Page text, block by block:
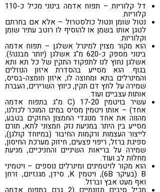
דל קלוריות – תפוח אדמה בינוני מכיל כ-110
קלוריות.
נטול שומן ונטול כולסטרול – אלא אם בחרתם
לטגן אותו בשמן או להוסיף לו רוטב עתיר שומן
וקלוריות.
הוא מקור מצוין למינרל אשלגן – תפוח אדמה
בינוני מספק כ-620 מ"ג אשלגן (יותר מבננה!).
אשלגן נחוץ לנו לתפקוד התקין של כל תא ותא
בגוף. הוא מסייע בהסדרת איזון הנוזלים
והמינרלים בתא ומחוצה לו, איזון חומצה-בסיס,
שמירה על לחץ דם תקין, כיווץ השרירים, העברת
אותות עצביים ועוד.
עשיר בויטמין C) 17-20 מ"ג בתפוח אדמה
אחד) – אותו ויטמין מסיס במים המוכר לכולנו,
מהווה את אחד מנוגדי החמצון החזקים בטבע,
מסייע בין היתר במניעת נזק חמצוני לתא, תורם
לייצור העצמות ורקמות החיבור (במיוחד קולגן),
ספיגת ברזל, ריפוי פצעים, חיזוק מערכת החיסון,
שמירה על בריאות השיניים והחניכיים, מניעת
מחלות לב ועוד.
הוא מקור לויטמינים ומינרלים נוספים – ויטמיני
B (בעיקר 6B), ויטמין K, סידן, מגנזיום, זרחן
ואף מעט אבץ וברזל.